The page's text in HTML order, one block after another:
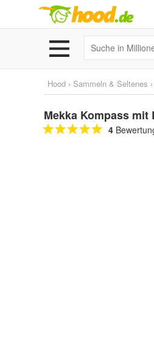
Hood › Sammeln & Seltenes ›
Mekka Kompass
4